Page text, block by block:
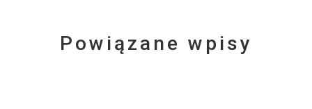
Powiązane wpisy